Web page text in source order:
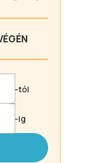
-tól
-ig